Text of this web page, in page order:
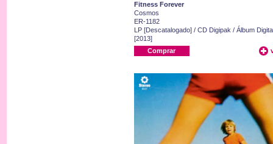
Fitness Forever
Cosmos
ER-1182
LP [Descatalogado] / CD Digipak / Álbum
[2013]
Comprar